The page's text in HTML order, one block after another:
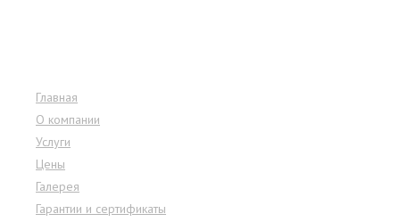
Главная
О компании
Услуги
Цены
Галерея
Гарантии и сертификаты